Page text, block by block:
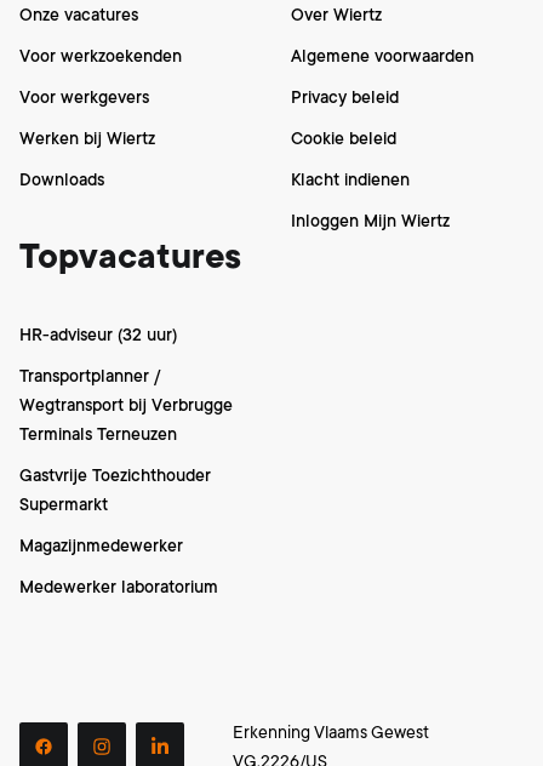
Onze vacatures
Voor werkzoekenden
Voor werkgevers
Werken bij Wiertz
Downloads
Topvacatures
HR-adviseur (32 uur)
Transportplanner /
Wegtransport bij Verbrugge
Terminals Terneuzen
Gastvrije Toezichthouder
Supermarkt
Magazijnmedewerker
Medewerker laboratorium
Over Wiertz
Algemene voorwaarden
Privacy beleid
Cookie beleid
Klacht indienen
Inloggen Mijn Wiertz
Erkenning Vlaams Gewest
VG.2226/US